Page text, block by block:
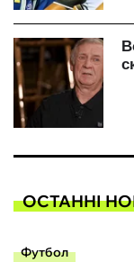
ОСТАННІ
Футбол